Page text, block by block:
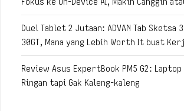
Duel Tablet 2 Jutaan: ADVAN Tab
30GT, Mana yang Lebih Worth It buat
Review Asus ExpertBook PM5 G2: Laptop
Ringan tapi Gak Kaleng-kaleng